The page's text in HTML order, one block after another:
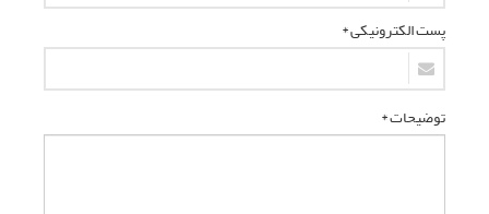
پست الکترونیکی *
توضیحات *